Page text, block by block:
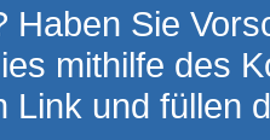
Haben Sie
mithilfe des
Link und füllen